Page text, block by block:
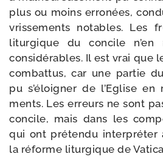
plus ou moins erro­nées,
vris­se­ments notables. Les
litur­gique du concile n’en
consi­dé­rables. Il est vrai que
com­bat­tus, car une par­tie
pu s’éloigner de l’Eglise
ments. Les erreurs ne sont
concile, mais dans les
qui ont pré­ten­du inter­pré­ter
la réforme litur­gique de